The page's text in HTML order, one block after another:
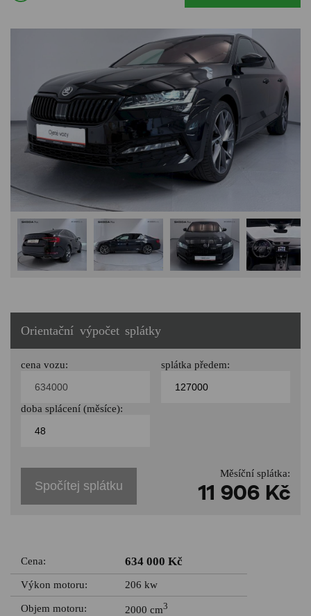
Orientační výpočet splátky
cena vozu: splátka předem:
doba splácení (měsíce):
Spočítej splátku
Měsíční splátka:
11 906 Kč
Cena: 634 000 Kč
Výkon motoru: 206 kw
Objem motoru: 2000 cm3